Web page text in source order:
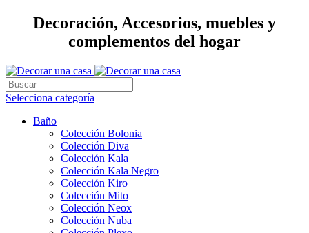
Decoración, Accesorios, muebles y
complementos del hogar
Selecciona categoría
Baño
Colección Bolonia
Colección Diva
Colección Kala
Colección Kala Negro
Colección Kiro
Colección Mito
Colección Neox
Colección Nuba